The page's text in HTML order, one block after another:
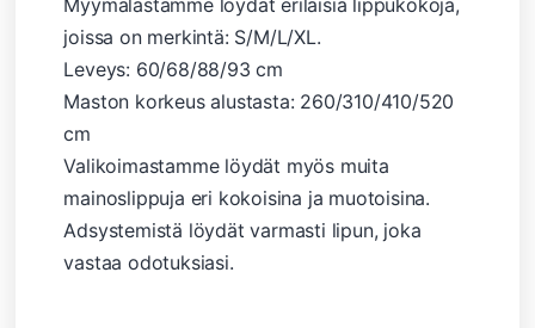
joissa on merkintä: S/M/L/XL.
Leveys: 60/68/88/93 cm
Maston korkeus alustasta: 260/310/410/520
cm
Valikoimastamme löydät myös muita
mainoslippuja eri kokoisina ja muotoisina.
Adsystemistä löydät varmasti lipun, joka
vastaa odotuksiasi.